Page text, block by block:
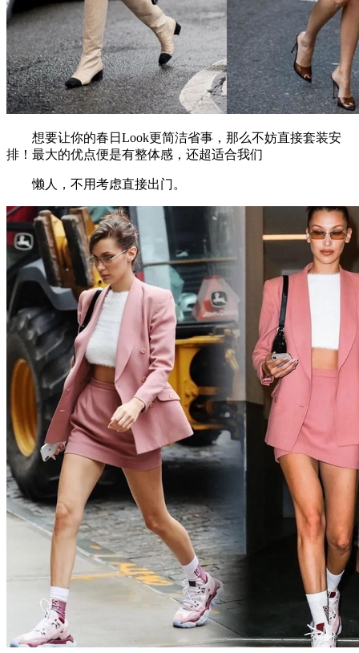
想要让你的春日Look更简洁省事，那么不妨直接套装安
排！最大的优点便是有整体感，还超适合我们
懒人，不用考虑直接出门。